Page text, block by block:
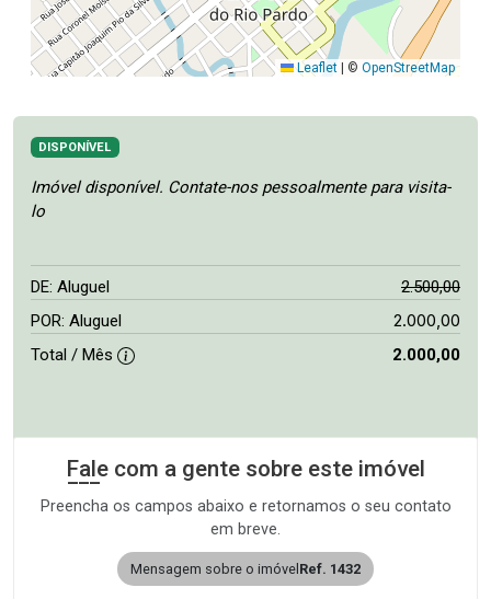
Leaflet | © OpenStreetMap
DISPONÍVEL
Imóvel disponível. Contate-nos pessoalmente para visita-
lo
DE: Aluguel
2.500,00
POR: Aluguel
2.000,00
Total / Mês 2.000,00
Fale com a gente sobre este imóvel
Preencha os campos abaixo e retornamos o seu contato
em breve.
Mensagem sobre o imóvelRef. 1432